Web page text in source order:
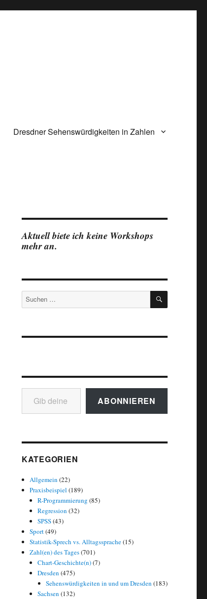
Dresdner Sehenswürdigkeiten in Zahlen
Aktuell biete ich keine Workshops
mehr an.
Suchen
nach:
SUCHEN
Gib deine E-Mail-Adresse ein ...
ABONNIEREN
KATEGORIEN
Allgemein (22)
Praxisbeispiel (189)
R-Programmierung (85)
Regression (32)
SPSS(43)
Sport(49)
Statistik-Sprech vs. Alltagssprache(15)
Zahl(en) des Tages(701)
Chart-Geschichte(n)(7)
Dresden (475)
Sehenswürdigkeiten in und um Dresden (183)
Sachsen (132)